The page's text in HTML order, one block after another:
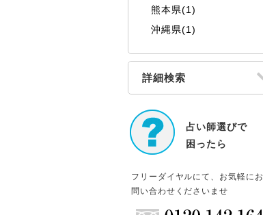
熊本県(1)
沖縄県(1)
詳細検索
占い師選びで
困ったら
フリーダイヤルにて、お気軽にお
問い合わせくださいませ